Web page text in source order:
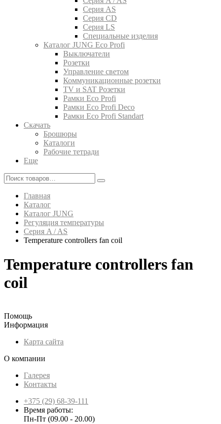
Серия AS
Серия CD
Серия LS
Специальные изделия
Каталог JUNG Eco Profi
Выключатели
Розетки
Управление светом
Коммуникационные розетки
TV и SAT Розетки
Рамки Eco Profi
Рамки Eco Profi Deco
Рамки Eco Profi Standart
Скачать
Брошюры
Каталоги
Рабочие тетради
Еще
Главная
Каталог
Каталог JUNG
Регуляция температуры
Серия A / AS
Temperature controllers fan coil
Temperature controllers fan
coil
Помощь
Информация
Карта сайта
О компании
Галерея
Контакты
+375 (29) 68-39-111
Время работы:
Пн-Пт (09.00 - 20.00)